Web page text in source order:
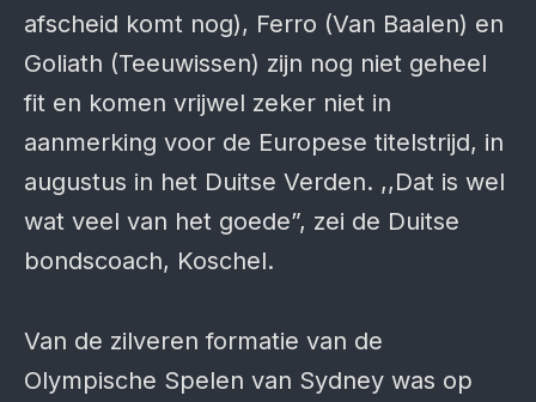
afscheid komt nog), Ferro (Van Baalen) en
Goliath (Teeuwissen) zijn nog niet geheel
fit en komen vrijwel zeker niet in
aanmerking voor de Europese titelstrijd, in
augustus in het Duitse Verden. ,,Dat is wel
wat veel van het goede”, zei de Duitse
bondscoach, Koschel.
Van de zilveren formatie van de
Olympische Spelen van Sydney was op